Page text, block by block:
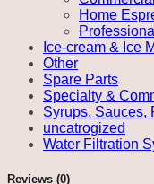
Home
Ice-cream & Ice
Other
Spare Parts
Specialty &
Syrups, Sauces,
uncatrogized
Water Filtration
Reviews (0)